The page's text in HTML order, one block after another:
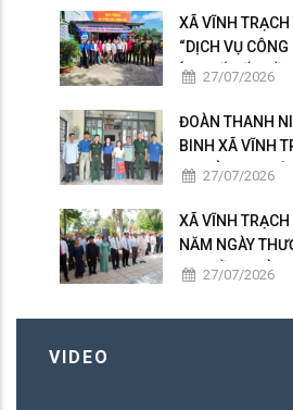
XÃ VĨNH
“DỊCH VỤ
ÍCH SỐ ĐẾN
27/07/2026
ĐOÀN THANH
BINH XÃ VĨNH
GIA ĐÌNH NGƯỜI
27/07/2026
XÃ VĨNH
NĂM NGÀY
50 PHẦN QUÀ
27/07/2026
VIDEO